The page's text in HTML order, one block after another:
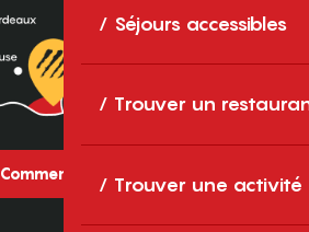
Séjours accessibles
Trouver un
Trouver une activité
Comment venir ?